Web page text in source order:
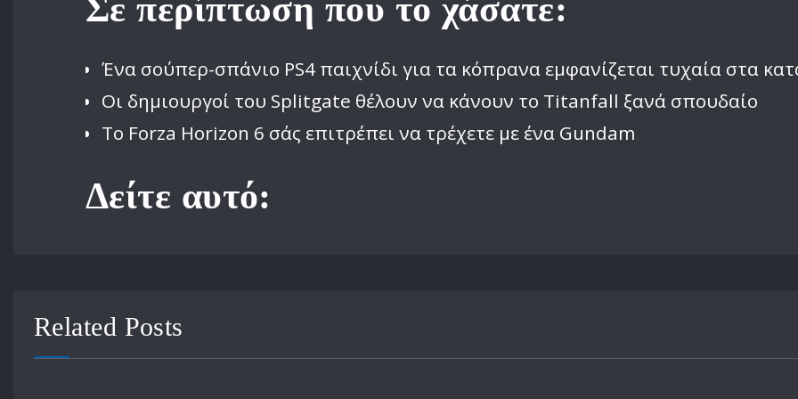
Σε περίπτωση που το χάσατε:
Ένα σούπερ-σπάνιο PS4 παιχνίδι για τα κόπρανα εμφανίζεται τυχαία στα
Οι δημιουργοί του Splitgate θέλουν να κάνουν το Titanfall ξανά σπουδαίο
Το Forza Horizon 6 σάς επιτρέπει να τρέχετε με ένα Gundam
Δείτε αυτό:
Related Posts